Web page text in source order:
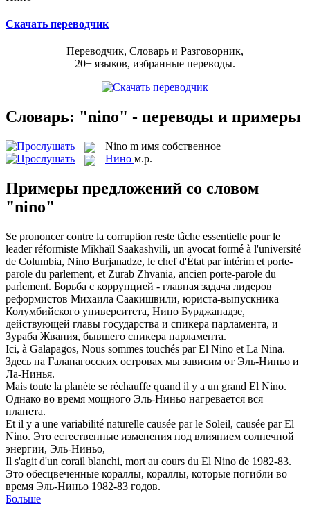
Скачать переводчик
Переводчик, Словарь и Разговорник,
20+ языков, избранные переводы.
Словарь: "nino" - переводы и примеры
Nino m имя собственное
Нино м.р.
Примеры предложений со словом
"nino"
Se prononcer contre la corruption reste tâche essentielle pour le
leader réformiste Mikhaïl Saakashvili, un avocat formé à l'université
de Columbia, Nino Burjanadze, le chef d'État par intérim et porte-
parole du parlement, et Zurab Zhvania, ancien porte-parole du
parlement. Борьба с коррупцией - главная задача лидеров
реформистов Михаила Саакишвили, юриста-выпускника
Колумбийского университета, Нино Бурджанадзе,
действующей главы государства и спикера парламента, и
Зураба Жвания, бывшего спикера парламента.
Ici, à Galapagos, Nous sommes touchés par El Nino et La Nina.
Здесь на Галапагосских островах мы зависим от Эль-Ниньо и
Ла-Нинья.
Mais toute la planète se réchauffe quand il y a un grand El Nino.
Однако во время мощного Эль-Ниньо нагревается вся
планета.
Et il y a une variabilité naturelle causée par le Soleil, causée par El
Nino. Это естественные изменения под влиянием солнечной
энергии, Эль-Ниньо,
Il s'agit d'un corail blanchi, mort au cours du El Nino de 1982-83.
Это обесцвеченные кораллы, кораллы, которые погибли во
время Эль-Ниньо 1982-83 годов.
Больше